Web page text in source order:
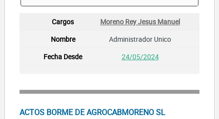
Moreno Rey Jesus Manuel
Administrador Unico
24/05/2024
ACTOS BORME DE AGROCABMORENO SL